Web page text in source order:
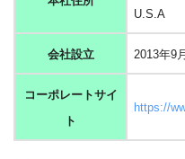
U.S.A
会社設立 2013年9月
コーポレートサイ
ト
https://